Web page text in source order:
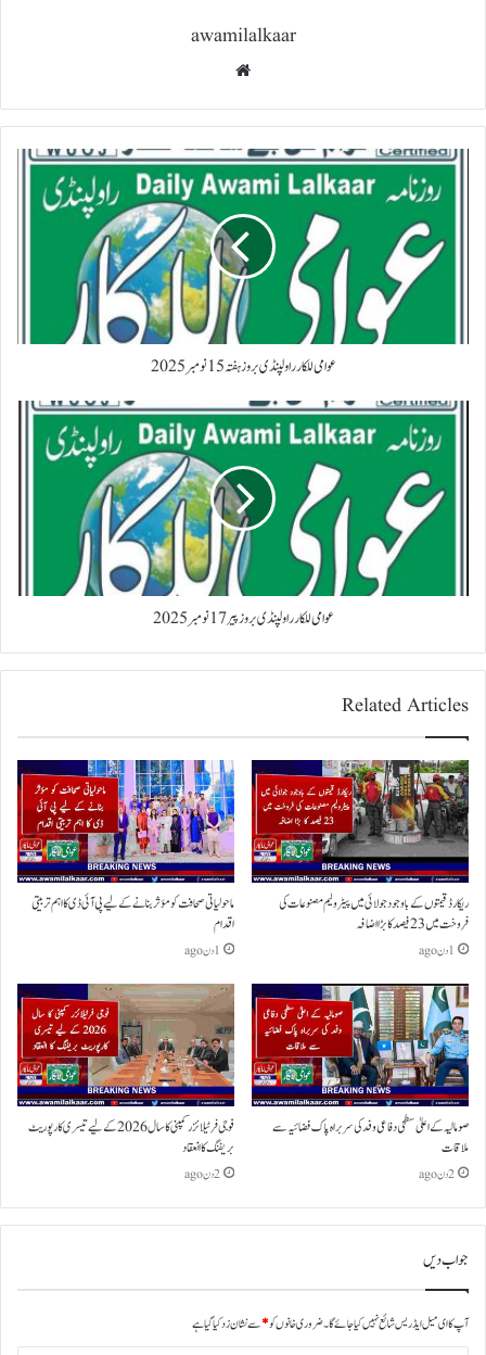
awamilalkaar
عوامی للکار راولپنڈی بروز ہفتہ 15 نومبر 2025
عوامی للکار راولپنڈی بروز پیر 17 نومبر 2025
Related Articles
ریکارڈ قیمتوں کے باوجود جولائی میں پیٹرولیم مصنوعات کی
فروخت میں 23 فیصد کا بڑا اضافہ
1 دن ago
ماحولیاتی صحافت کو مؤثر بنانے کے لیے پی آئی ڈی کا اہم تربیتی
اقدام
1 دن ago
صومالیہ کے اعلیٰ سطحی دفاعی وفد کی سربراہ پاک فضائیہ سے
ملاقات
2 دن ago
فوجی فرٹیلائزر کمپنی کا سال 2026 کے لیے تیسری کارپوریٹ
بریفنگ کا انعقاد
2 دن ago
جواب دیں
آپ کا ای میل ایڈریس شائع نہیں کیا جائے گا۔ضروری خانوں کو*سے نشان زد کیا گیا ہے